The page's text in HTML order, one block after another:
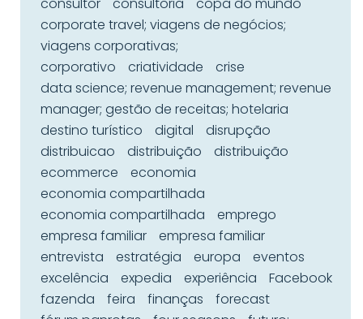
corporate travel; viagens de negócios;
viagens corporativas;
corporativo
criatividade
crise
data science; revenue management; revenue
manager; gestão de receitas; hotelaria
destino turístico
digital
disrupção
distribuicao
distribuição
distribuição
ecommerce
economia
economia compartilhada
economia compartilhada
emprego
empresa familiar
empresa familiar
entrevista
estratégia europa
eventos
excelência
expedia experiência
Facebook
fazenda
feira finanças
forecast